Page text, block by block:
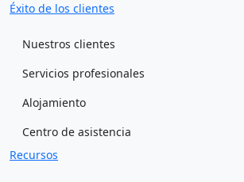
Éxito de los clientes
Nuestros clientes
Servicios profesionales
Alojamiento
Centro de asistencia
Recursos